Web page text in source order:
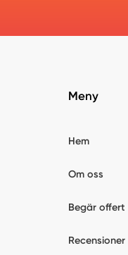
Meny
Hem
Om oss
Begär offert
Recensioner